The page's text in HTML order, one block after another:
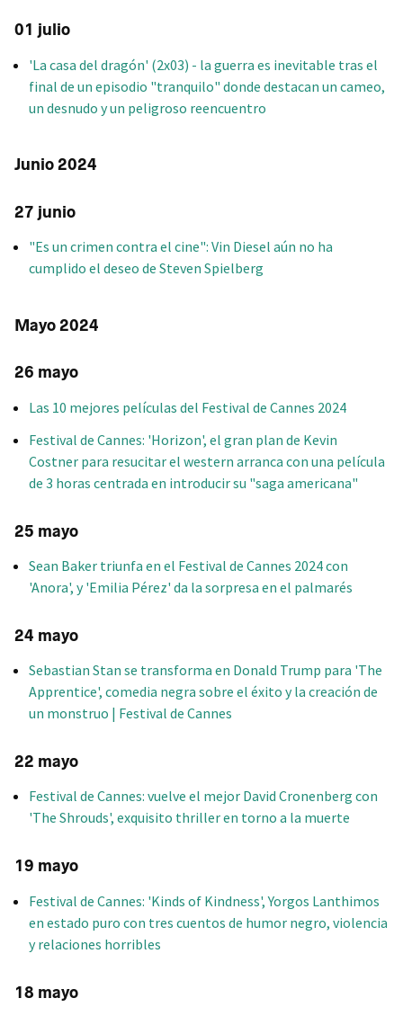
01 julio
'La casa del dragón' (2x03) - la guerra es inevitable tras el
final de un episodio "tranquilo" donde destacan un cameo,
un desnudo y un peligroso reencuentro
Junio 2024
27 junio
"Es un crimen contra el cine": Vin Diesel aún no ha
cumplido el deseo de Steven Spielberg
Mayo 2024
26 mayo
Las 10 mejores películas del Festival de Cannes 2024
Festival de Cannes: 'Horizon', el gran plan de Kevin
Costner para resucitar el western arranca con una película
de 3 horas centrada en introducir su "saga americana"
25 mayo
Sean Baker triunfa en el Festival de Cannes 2024 con
'Anora', y 'Emilia Pérez' da la sorpresa en el palmarés
24 mayo
Sebastian Stan se transforma en Donald Trump para 'The
Apprentice', comedia negra sobre el éxito y la creación de
un monstruo | Festival de Cannes
22 mayo
Festival de Cannes: vuelve el mejor David Cronenberg con
'The Shrouds', exquisito thriller en torno a la muerte
19 mayo
Festival de Cannes: 'Kinds of Kindness', Yorgos Lanthimos
en estado puro con tres cuentos de humor negro, violencia
y relaciones horribles
18 mayo